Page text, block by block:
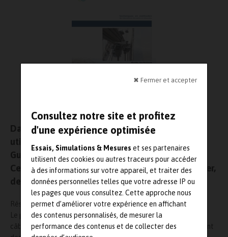
✖ Fermer et accepter
Consultez notre site et profitez
d'une expérience optimisée
Essais, Simulations & Mesures et ses partenaires
utilisent des cookies ou autres traceurs pour accéder
à des informations sur votre appareil, et traiter des
données personnelles telles que votre adresse IP ou
les pages que vous consultez. Cette approche nous
permet d’améliorer votre expérience en affichant
des contenus personnalisés, de mesurer la
performance des contenus et de collecter des
Dans la surveillance acoustique des câbles, les
utilisateurs ont désormais a leur disposition un
Guide méthodologique du système CASC – LPC.
Cet ouvrage a été coordonné par Christian Tessier,
de l’Ifsttar.
Résumé –
Le procédé CASC (contrôle acoustique pour la surveillance des
câbles) est un système de surveillance de structures comprenant